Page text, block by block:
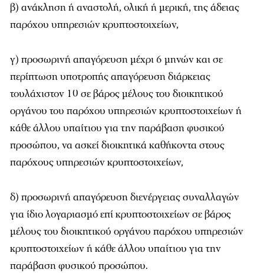
β) ανάκληση ή αναστολή, ολική ή μερική, της άδειας
παρόχου υπηρεσιών κρυπτοστοιχείων,
γ) προσωρινή απαγόρευση μέχρι 6 μηνών και σε
περίπτωση υποτροπής απαγόρευση διάρκειας
τουλάχιστον 10 σε βάρος μέλους του διοικητικού
οργάνου του παρόχου υπηρεσιών κρυπτοστοιχείων ή
κάθε άλλου υπαίτιου για την παράβαση φυσικού
προσώπου, να ασκεί διοικητικά καθήκοντα στους
παρόχους υπηρεσιών κρυπτοστοιχείων,
δ) προσωρινή απαγόρευση διενέργειας συναλλαγών
για ίδιο λογαριασμό επί κρυπτοστοιχείων σε βάρος
μέλους του διοικητικού οργάνου παρόχου υπηρεσιών
κρυπτοστοιχείων ή κάθε άλλου υπαίτιου για την
παράβαση φυσικού προσώπου.